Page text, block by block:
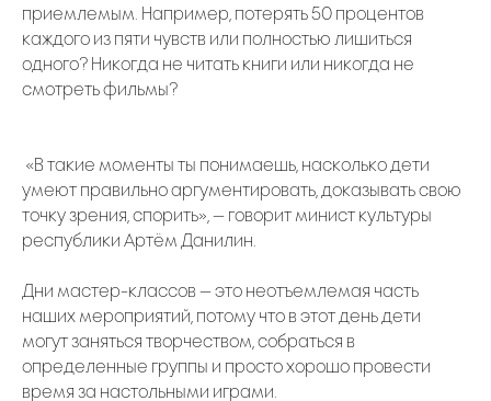
приемлемым. Например, потерять 50 процентов
каждого из пяти чувств или полностью лишиться
одного? Никогда не читать книги или никогда не
смотреть фильмы?
«В такие моменты ты понимаешь, насколько дети
умеют правильно аргументировать, доказывать свою
точку зрения, спорить», — говорит минист культуры
республики Артём Данилин.
Дни мастер-классов — это неотъемлемая часть
наших мероприятий, потому что в этот день дети
могут заняться творчеством, собраться в
определенные группы и просто хорошо провести
время за настольными играми.